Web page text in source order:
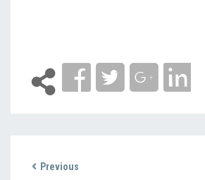
Previous